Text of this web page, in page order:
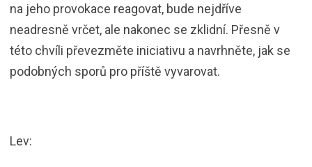
na jeho provokace reagovat, bude nejdříve
neadresně vrčet, ale nakonec se zklidní. Přesně v
této chvíli převezměte iniciativu a navrhněte, jak se
podobných sporů pro příště vyvarovat.
Lev: